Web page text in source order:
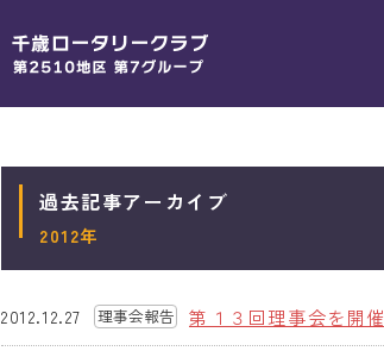
過去記事アーカイブ
2012年
2012.12.27
理事会報告
第１３回理事会を開催